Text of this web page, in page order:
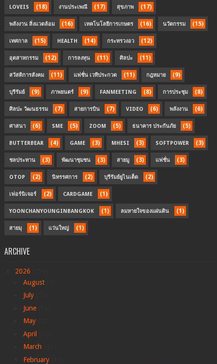
LOVEIS (18) งานประเพณี (17) สุขภาพ (17)
พลังงาน สิ่งแวดล้อม (16) เทคโนโลยีการเกษตร (16) นวัตกรรม (15)
เทศกาล (15) HEALTH (14) กระทรวงอว (12)
อุตสาหกรรม (12) การลงทุน (11) ศิลปะ (11)
สวัสดิการสังคม (11) แฟชั่น เวทีประกวด (11) กฎหมาย (9)
บุรีรัมย์ (9) ภาพยนตร์ (9) FANMEETING (8) การประชุม (8)
ศิลปะ วัฒนธรรม (7) สายการบิน (7) VIDEO (6) พลังงาน (6)
ศาสนา (6) SME (5) ZOOM (5) ธนาคาร ประกันภัย (5)
BUTTERBEAR (4) GAME (3) MHESI (3) SOFTPOWER (3)
ชลประทาน (3) พัฒนาชุมชน (3) สายมู (3) แฟชั่น (3)
OTOP (2) นิทรรศการ (2) บุรีรัมย์ยูไนเต็ด (2)
เฟอร์นิเจอร์ (2) CARDGAME (1)
YOONCHANYOUNGINBANGKOK (1) ลมหายใจของแผ่นดิน (1)
สายมุ (1) แว่นใหญ่ (1)
ARCHIVE
2026
August
July
June
May
April
March
February